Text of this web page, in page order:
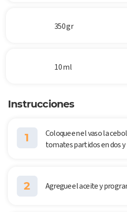
350 gr
10 ml
Instrucciones
1
Coloque en el vaso la
tomates partidos en dos y
2 Agregue el aceite y